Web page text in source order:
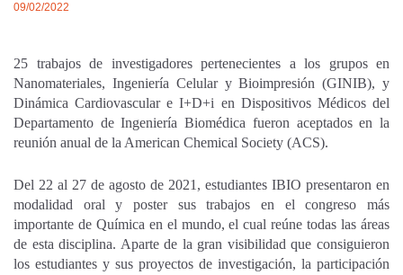
09/02/2022
25 trabajos de investigadores pertenecientes a los grupos en
Nanomateriales, Ingeniería Celular y Bioimpresión (GINIB), y
Dinámica Cardiovascular e I+D+i en Dispositivos Médicos del
Departamento de Ingeniería Biomédica fueron aceptados en la
reunión anual de la American Chemical Society (ACS).
Del 22 al 27 de agosto de 2021, estudiantes IBIO presentaron en
modalidad oral y poster sus trabajos en el congreso más
importante de Química en el mundo, el cual reúne todas las áreas
de esta disciplina. Aparte de la gran visibilidad que consiguieron
los estudiantes y sus proyectos de investigación, la participación